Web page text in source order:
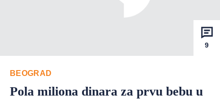
9
BEOGRAD
Pola miliona dinara za prvu bebu u